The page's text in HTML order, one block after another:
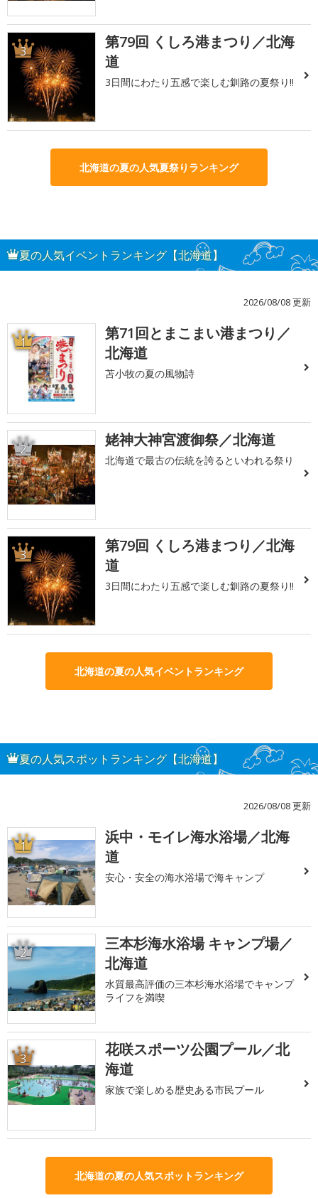
3
第79回 くしろ港まつり／北海
道
3日間にわたり五感で楽しむ釧路の夏祭り!!
北海道の夏の人気夏祭りランキング
夏の人気イベントランキング【北海道】
2026/08/08 更新
1
第71回とまこまい港まつり／
北海道
苫小牧の夏の風物詩
2 姥神大神宮渡御祭／北海道
北海道で最古の伝統を誇るといわれる祭り
3
第79回 くしろ港まつり／北海
道
3日間にわたり五感で楽しむ釧路の夏祭り!!
北海道の夏の人気イベントランキング
夏の人気スポットランキング【北海道】
2026/08/08 更新
1
浜中・モイレ海水浴場／北海
道
安心・安全の海水浴場で海キャンプ
2
三本杉海水浴場 キャンプ場／
北海道
水質最高評価の三本杉海水浴場でキャンプ
ライフを満喫
3
花咲スポーツ公園プール／北
海道
家族で楽しめる歴史ある市民プール
北海道の夏の人気スポットランキング